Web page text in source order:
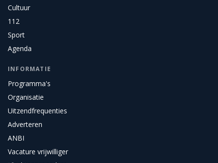
Cultuur
112
Sport
Agenda
INFORMATIE
Programma's
Organisatie
Uitzendfrequenties
Adverteren
ANBI
Vacature vrijwilliger